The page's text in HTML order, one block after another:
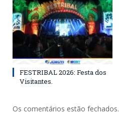
FESTRIBAL 2026: Festa dos
Visitantes.
Os comentários estão fechados.